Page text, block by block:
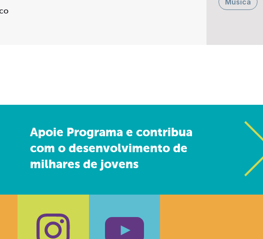
Música
Apoie Programa e contribua
com o desenvolvimento de
milhares de jovens